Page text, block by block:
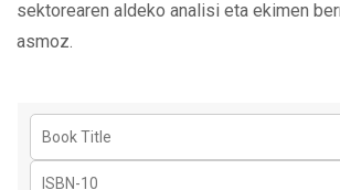
sektorearen aldeko analisi eta ekimen
asmoz.